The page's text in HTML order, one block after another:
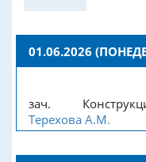
01.06.2026
зач.
Терехова А.М.